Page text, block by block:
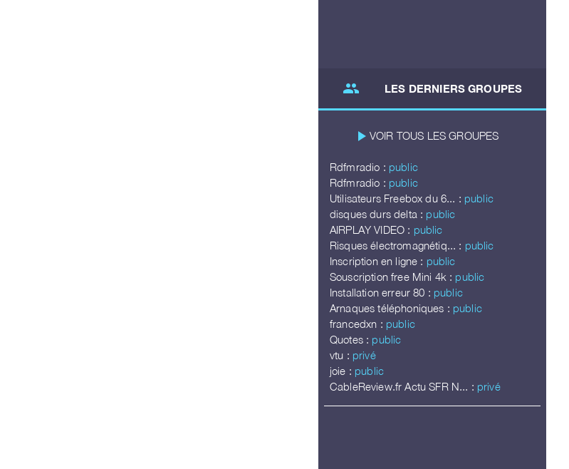
group LES DERNIERS GROUPES
play_arrow VOIR TOUS LES GROUPES
Rdfmradio : public
Rdfmradio : public
Utilisateurs Freebox du 6... : public
disques durs delta : public
AIRPLAY VIDEO : public
Risques électromagnétiq... : public
Inscription en ligne : public
Souscription free Mini 4k : public
Installation erreur 80 : public
Arnaques téléphoniques : public
francedxn : public
Quotes : public
vtu : privé
joie : public
CableReview.fr Actu SFR N... : privé